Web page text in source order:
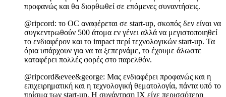
προφανώς και θα διορθωθεί σε επόμενες συναντήσεις.
@ripcord: το OC αναφέρεται σε start-up, σκοπός δεν είναι να
συγκεντρωθούν 500 άτομα εν γένει αλλά να μεγιστοποιηθεί
το ενδιαφέρον και το impact περί τεχνολογικών start-up. Τα
όρια υπάρχουν για να τα ξεπερνάμε, το έχουμε άλωστε
καταφέρει πολλές φορές στο παρελθόν.
@ripcord&evee&george: Μας ενδιαφέρει προφανώς και η
επιχειρηματική και η τεχνολογική θεματολογία, πάντα υπό το
πρίσμα των start-up. Η συνάντηση ΙΧ είχε περισσότερη